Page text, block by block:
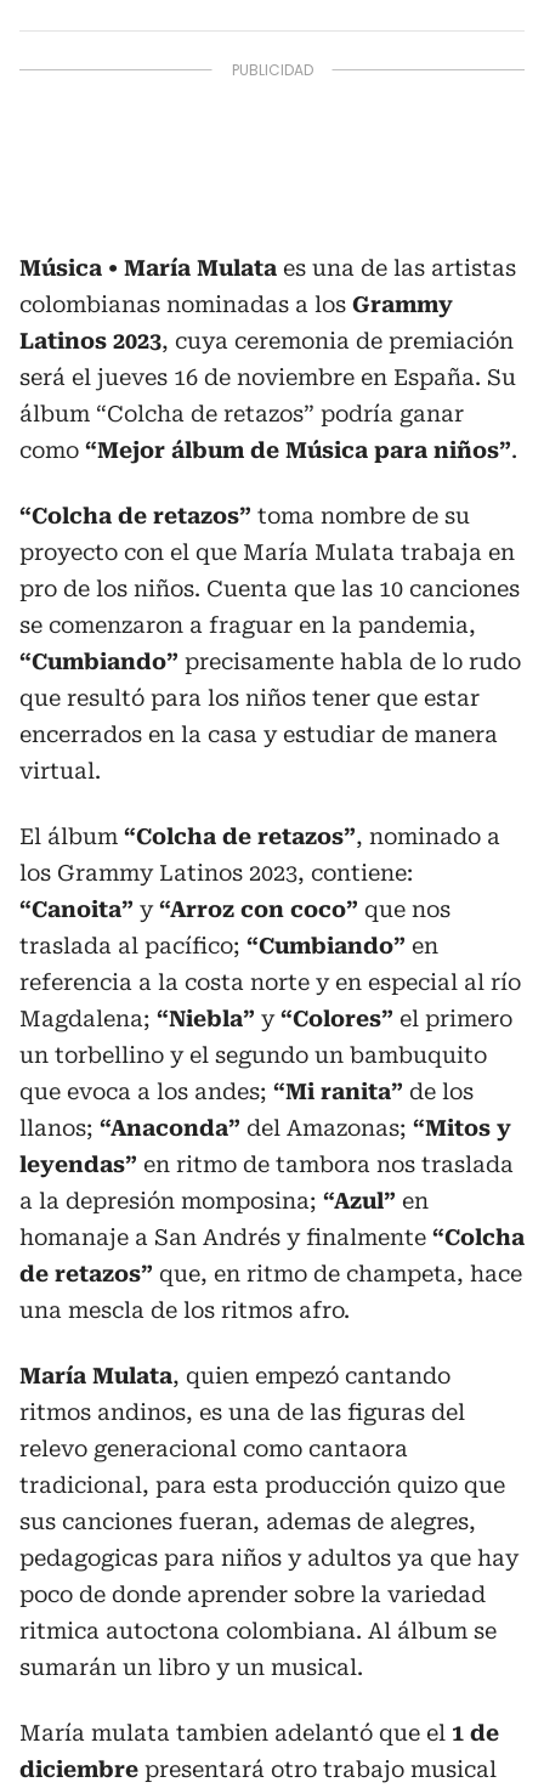
Música María Mulata es una de las artistas
colombianas nominadas a los Grammy
Latinos 2023, cuya ceremonia de premiación
será el jueves 16 de noviembre en España. Su
álbum “Colcha de retazos” podría ganar
como “Mejor álbum de Música para niños”.
“Colcha de retazos” toma nombre de su
proyecto con el que María Mulata trabaja en
pro de los niños. Cuenta que las 10 canciones
se comenzaron a fraguar en la pandemia,
“Cumbiando” precisamente habla de lo rudo
que resultó para los niños tener que estar
encerrados en la casa y estudiar de manera
virtual.
El álbum “Colcha de retazos”, nominado a
los Grammy Latinos 2023, contiene:
“Canoita” y“Arroz con coco” que nos
traslada al pacífico; “Cumbiando” en
referencia a la costa norte y en especial al río
Magdalena; “Niebla” y“Colores” el primero
un torbellino y el segundo un bambuquito
que evoca a los andes; “Mi ranita” de los
llanos; “Anaconda” del Amazonas; “Mitos y
leyendas” en ritmo de tambora nos traslada
a la depresión momposina; “Azul” en
homanaje a San Andrés y finalmente “Colcha
de retazos” que, en ritmo de champeta, hace
una mescla de los ritmos afro.
María Mulata, quien empezó cantando
ritmos andinos, es una de las figuras del
relevo generacional como cantaora
tradicional, para esta producción quizo que
sus canciones fueran, ademas de alegres,
pedagogicas para niños y adultos ya que hay
poco de donde aprender sobre la variedad
ritmica autoctona colombiana. Al álbum se
sumarán un libro y un musical.
María mulata tambien adelantó que el 1 de
diciembre presentará otro trabajo musical